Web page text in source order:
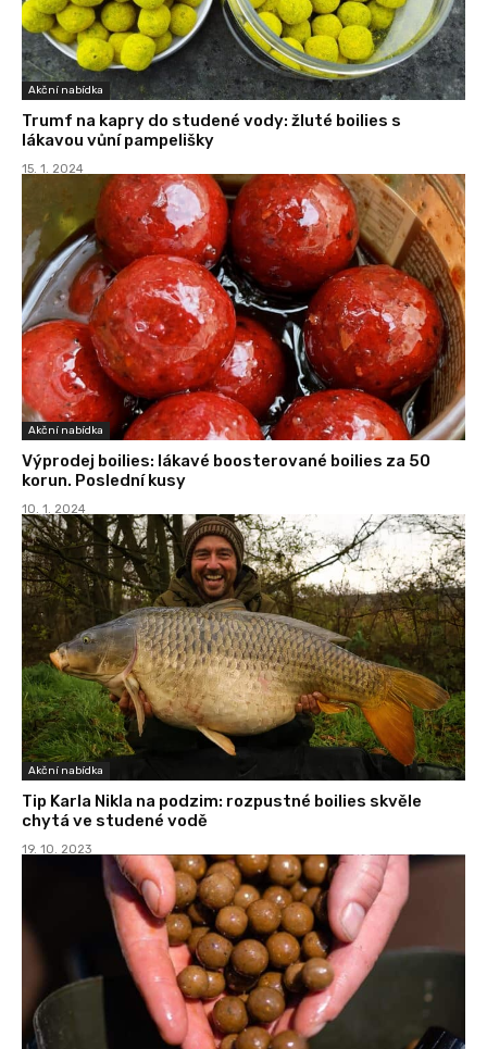
Akční nabídka
Trumf na kapry do studené vody: žluté boilies s
lákavou vůní pampelišky
15. 1. 2024
Akční nabídka
Výprodej boilies: lákavé boosterované boilies za 50
korun. Poslední kusy
10. 1. 2024
Akční nabídka
Tip Karla Nikla na podzim: rozpustné boilies skvěle
chytá ve studené vodě
19. 10. 2023